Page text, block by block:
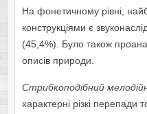
На фонетичному рівні,
конструкціями є
(45,4%). Було також
описів природи.
Стрибкоподібний
характерні різкі перепади